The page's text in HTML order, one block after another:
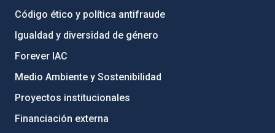
Código ético y política antifraude
Igualdad y diversidad de género
Forever IAC
Medio Ambiente y Sostenibilidad
Proyectos institucionales
Financiación externa